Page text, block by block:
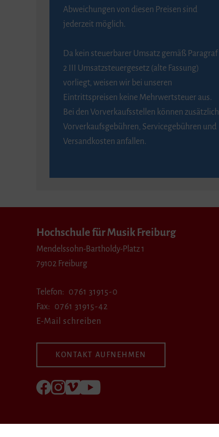
Abweichungen von diesen Preisen sind
jederzeit möglich.
Da kein steuerbarer Umsatz gemäß Paragraf
2 III Umsatzsteuergesetz (alte Fassung)
vorliegt, weisen wir bei unseren
Eintrittspreisen keine Mehrwertsteuer aus.
Bei den Vorverkaufsstellen können zusätzlich
Vorverkaufsgebühren, Servicegebühren und
Versandkosten anfallen.
Hochschule für Musik Freiburg
Mendelssohn-Bartholdy-Platz 1
79102 Freiburg
Telefon
0761 31915-0
Fax
0761 31915-42
E-Mail schreiben
KONTAKT AUFNEHMEN
Folgen Sie uns auf Facebook
Folgen Sie uns auf Instagram
Besuchen Sie uns bei Vimeo
Besuchen Sie uns bei youtube